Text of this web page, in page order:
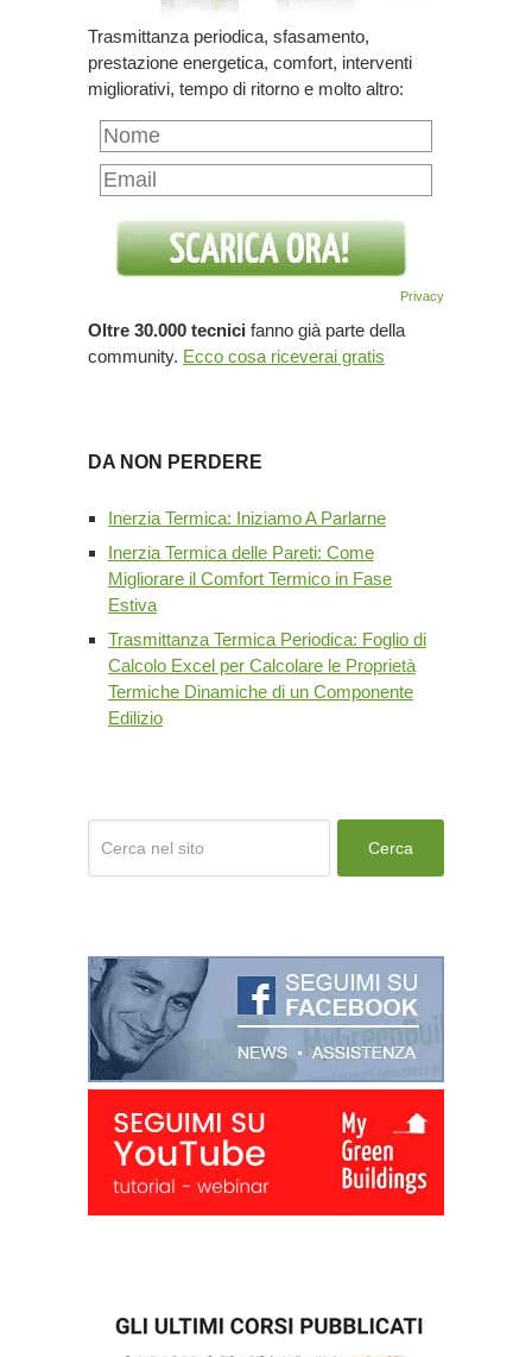
Trasmittanza periodica, sfasamento,
prestazione energetica, comfort, interventi
migliorativi, tempo di ritorno e molto altro:
Privacy
Oltre 30.000 tecnici fanno già parte della
community. Ecco cosa riceverai gratis
DA NON PERDERE
Inerzia Termica: Iniziamo A Parlarne
Inerzia Termica delle Pareti: Come
Migliorare il Comfort Termico in Fase
Estiva
Trasmittanza Termica Periodica: Foglio di
Calcolo Excel per Calcolare le Proprietà
Termiche Dinamiche di un Componente
Edilizio
Cerca